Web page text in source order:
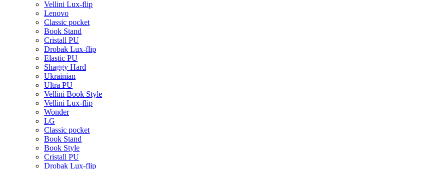
Vellini Lux-flip
Lenovo
Classic pocket
Book Stand
Cristall PU
Drobak Lux-flip
Elastic PU
Shaggy Hard
Ukrainian
Ultra PU
Vellini Book Style
Vellini Lux-flip
Wonder
LG
Classic pocket
Book Stand
Book Style
Cristall PU
Drobak Lux-flip